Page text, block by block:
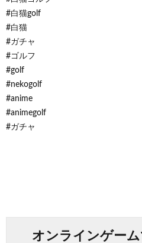
#白猫golf
#白猫
#ガチャ
#ゴルフ
#golf
#nekogolf
#anime
#animegolf
#ガチャ
オンラインゲー